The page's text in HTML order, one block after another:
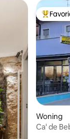
Woning
Ca' de